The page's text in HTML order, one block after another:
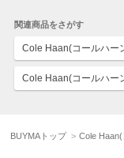
関連商品をさがす
Cole Haan(コールハー
Cole Haan(コールハー
BUYMAトップ Cole